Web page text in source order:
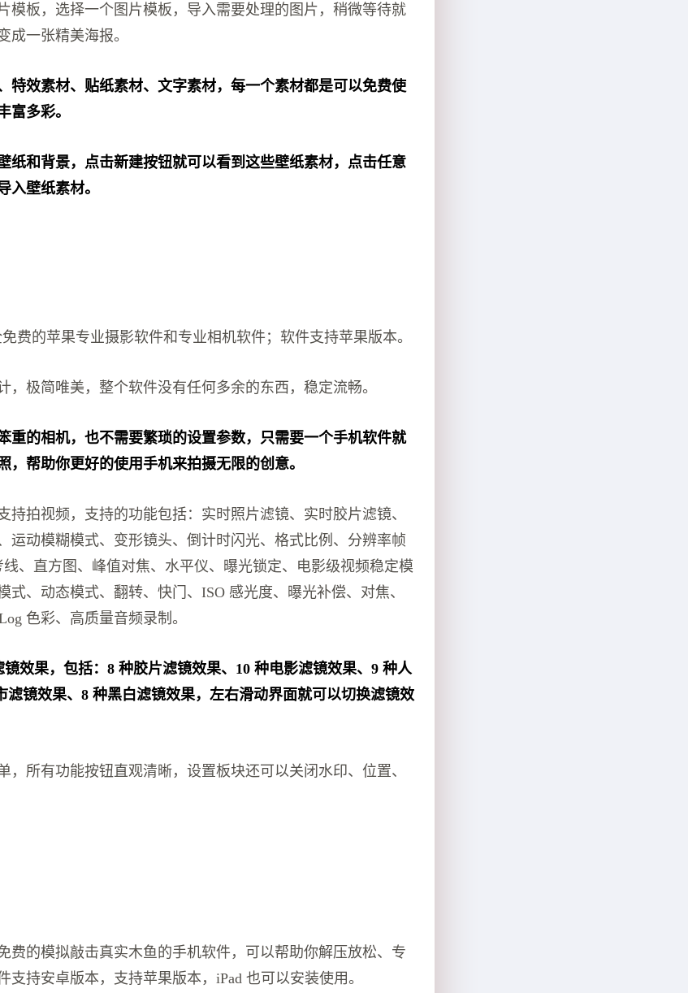
模板，选择一个图片模板，导入需要处理的图片，稍微等待就
成一张精美海报。
特效素材、贴纸素材、文字素材，每一个素材都是可以免费使
富多彩。
纸和背景，点击新建按钮就可以看到这些壁纸素材，点击任意
入壁纸素材。
费的苹果专业摄影软件和专业相机软件；软件支持苹果版本。
，极简唯美，整个软件没有任何多余的东西，稳定流畅。
重的相机，也不需要繁琐的设置参数，只需要一个手机软件就
，帮助你更好的使用手机来拍摄无限的创意。
持拍视频，支持的功能包括：实时照片滤镜、实时胶片滤镜、
运动模糊模式、变形镜头、倒计时闪光、格式比例、分辨率帧
、直方图、峰值对焦、水平仪、曝光锁定、电影级视频稳定模
式、动态模式、翻转、快门、ISO 感光度、曝光补偿、对焦、
色彩、高质量音频录制。
效果，包括：8 种胶片滤镜效果、10 种电影滤镜效果、9 种人
滤镜效果、8 种黑白滤镜效果，左右滑动界面就可以切换滤镜效
，所有功能按钮直观清晰，设置板块还可以关闭水印、位置、
费的模拟敲击真实木鱼的手机软件，可以帮助你解压放松、专
支持安卓版本，支持苹果版本，iPad 也可以安装使用。